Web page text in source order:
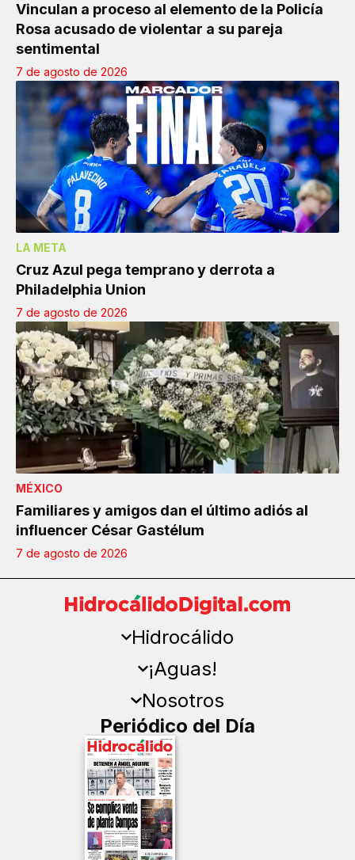
Vinculan a proceso al elemento de la Policía
Rosa acusado de violentar a su pareja
sentimental
7 de agosto de 2026
LA META
Cruz Azul pega temprano y derrota a
Philadelphia Union
7 de agosto de 2026
MÉXICO
Familiares y amigos dan el último adiós al
influencer César Gastélum
7 de agosto de 2026
Hidrocálido
¡Aguas!
Nosotros
Periódico del Día